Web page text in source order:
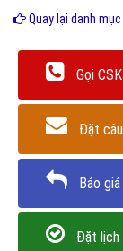
Quay lại danh mục
Gọi
Đặt
Báo
Đặt lịch